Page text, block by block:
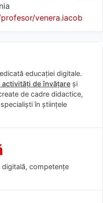
venera.iacob
educației digitale.
de învățare și
de cadre didactice,
în științele
digitală, competențe